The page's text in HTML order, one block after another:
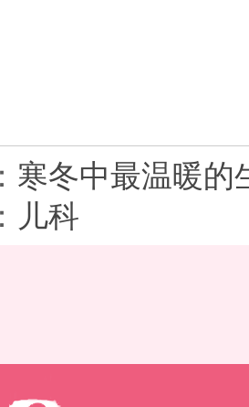
寒冬中最温暖的
儿科